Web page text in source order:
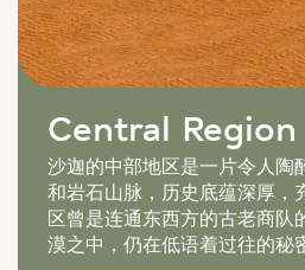
Central Region
沙迦的中部地区是一片令人陶
和岩石山脉，历史底蕴深厚，
区曾是连通东西方的古老商队
漠之中，仍在低语着过往的秘